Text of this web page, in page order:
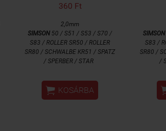
360 Ft
2,0mm
SIMSON50 / S51 / S53 / S70 /
S83 / ROLLER SR50 / ROLLER
SR80 / SCHWALBE KR51 / SPATZ
/ SPERBER / STAR
 KOSÁRBA
SIMSON
S83 /
SR80 /
/